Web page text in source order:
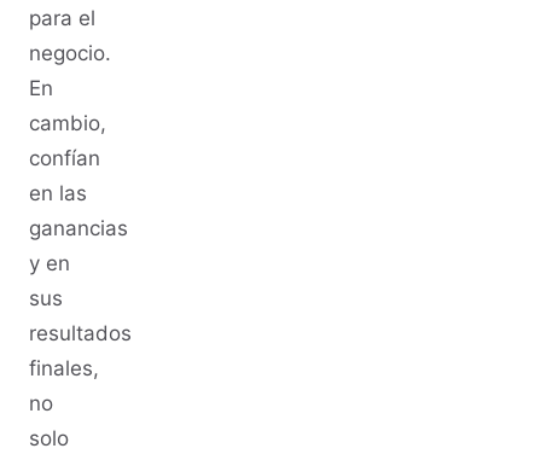
para el
negocio.
En
cambio,
confían
en las
ganancias
y en
sus
resultados
finales,
no
solo